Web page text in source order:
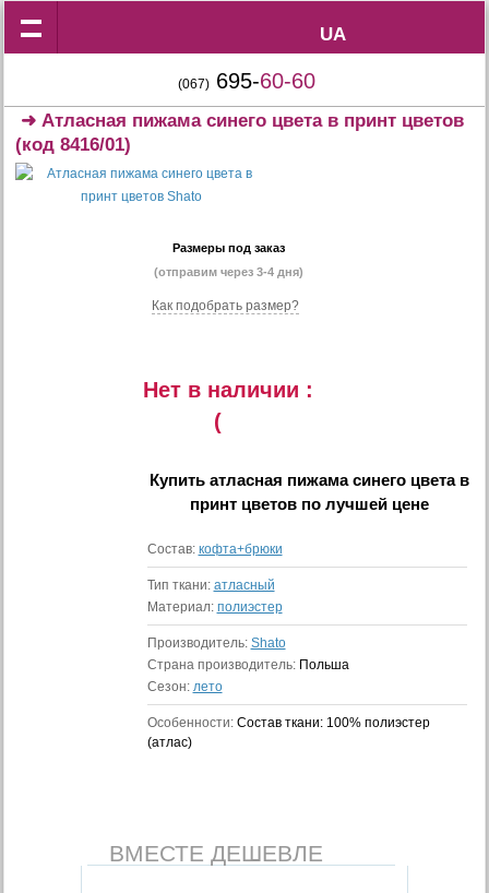
UA
UA
(067) 695-60-60
➜Атласная пижама синего цвета в принт цветов
(код 8416/01)
Размеры под заказ
(отправим через 3-4 дня)
Как подобрать размер?
Нет в наличии :
(
Купитьатласная пижама синего цвета в
принт цветов по лучшей цене
Состав: кофта+брюки
Тип ткани: атласный
Материал: полиэстер
Производитель: Shato
Страна производитель: Польша
Сезон: лето
Особенности: Состав ткани: 100% полиэстер
(атлас)
ВМЕСТЕ ДЕШЕВЛЕ